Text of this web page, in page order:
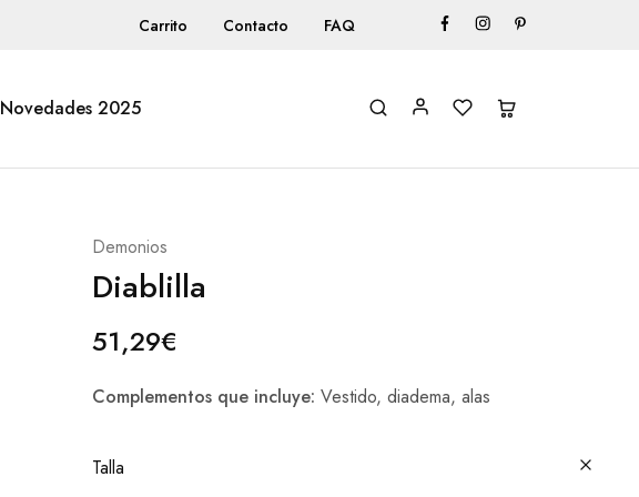
Carrito Contacto FAQ
Novedades 2025
Demonios
Diablilla
51,29€
Complementos que incluye: Vestido, diadema, alas
Talla